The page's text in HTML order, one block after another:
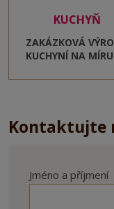
KUCHYŇ
ZAKÁZKOVÁ
KUCHYNÍ NA MÍRU
Kontaktujte
Jméno a příjmení